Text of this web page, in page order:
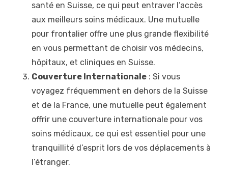
santé en Suisse, ce qui peut entraver l’accès
aux meilleurs soins médicaux. Une mutuelle
pour frontalier offre une plus grande flexibilité
en vous permettant de choisir vos médecins,
hôpitaux, et cliniques en Suisse.
Couverture Internationale : Si vous
voyagez fréquemment en dehors de la Suisse
et de la France, une mutuelle peut également
offrir une couverture internationale pour vos
soins médicaux, ce qui est essentiel pour une
tranquillité d’esprit lors de vos déplacements à
l’étranger.